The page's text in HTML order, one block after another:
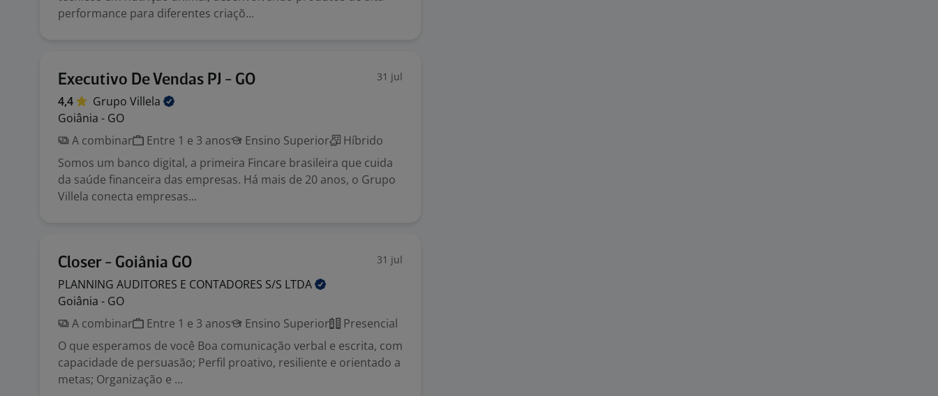
performance para diferentes criaçõ...
Executivo De Vendas PJ - GO 31 jul
4,4 Grupo Villela
Goiânia - GO
A combinar
Entre 1 e 3 anos Ensino Superior
Híbrido
Somos um banco digital, a primeira Fincare brasileira que cuida
da saúde financeira das empresas. Há mais de 20 anos, o Grupo
Villela conecta empresas...
Closer - Goiânia GO 31 jul
PLANNING AUDITORES E CONTADORES S/S LTDA
Goiânia - GO
A combinar
Entre 1 e 3 anos Ensino Superior
Presencial
O que esperamos de você Boa comunicação verbal e escrita, com
capacidade de persuasão; Perfil proativo, resiliente e orientado a
metas; Organização e ...